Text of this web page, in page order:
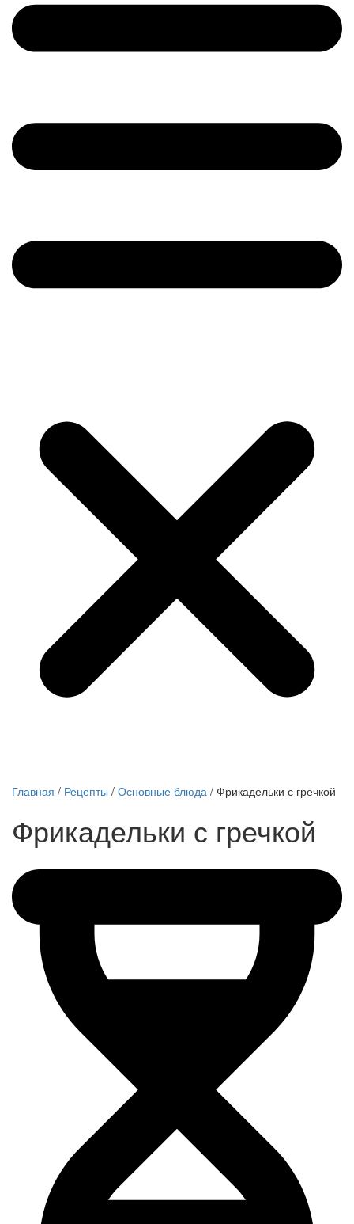
Главная / Рецепты / Основные блюда / Фрикадельки с гречкой
Фрикадельки с гречкой